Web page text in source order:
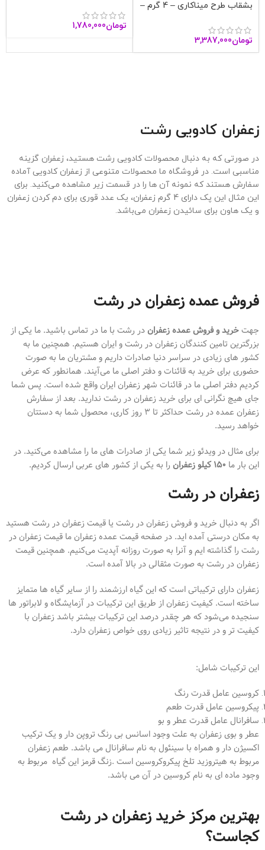
بشقاب طرح میناکاری – 4 گرم –
تومان3,387,000
تومان1,780,000
زعفران کادویی رشت
در صورتی که به دنبال محصولات کادویی رشت هستید، زعفران گزینه
مناسبی است. در فروشگاه ما محصولات متنوعی از زعفران کادویی آماده
سفارش هستند که نمونه آن ها را در قسمت زیر مشاهده می‌کنید. برای
این مثال این پک دارای 4 گرم زعفران، یک عدد قوری برای دم کردن زعفران
و یک هاون برای سائیدن زعفران می‌باشد.
فروش عمده زعفران در رشت
جهتخرید و فروش عمده زعفراندر رشت با ما در تماس باشید. ما یکی از
بزرگترین تامین کنندگان زعفران در رشت و ایران هستیم. همچنین ما به
کشور های زیادی در سراسر دنیا صادرات داریم و مشتریان ما به صورت
حضوری برای خرید به قائنات و دفتر اصلی ما می‌آیند. همانطور که عرض
کردیم دفتر اصلی ما در قائنات شهر زعفران ایران واقع شده است. پس شما
جای هیچ نگرانی ای برای خرید زعفران در رشت ندارید. بعد از سفارش
زعفران عمده در رشت حداکثر تا 3 روز کاری، محصول شما به دستتان
خواهد رسید.
برای مثال در ویدئو زیر شما یکی از صادرات های ما را مشاهده می‌کنید. در
این بار ما
را به یکی از کشور های عربی ارسال کردیم.
زعفران در رشت
اگر به دنبال خرید و فروش زعفران در رشت یا قیمت زعفران در رشت هستید
به مکان درستی آمده اید. در صفحه قیمت عمده زعفران ما قیمت زعفران در
رشت را گذاشته ایم و آنرا به صورت روزانه آپدیت می‌کنیم. همچنین قیمت
زعفران در رشت به صورت مثقالی در بالا آمده است.
زعفران دارای ترکیباتی است که این گیاه ارزشمند را از سایر گیاه ها متمایز
ساخته است. کیفیت زعفران از طریق این ترکیبات در آزمایشگاه و لابراتور ها
سنجیده می‌شود که هر چقدر درصد این ترکیبات بیشتر باشد زعفران با
کیفیت تر و در نتیجه تاثیر زیادی روی خواص زعفران دارد.
این ترکیبات شامل:
کروسین عامل قدرت رنگ
پیکروسین عامل قدرت طعم
سافرانال عامل قدرت عطر و بو
عطر و بوی زعفران به علت وجود اسانس بی رنگ تروپن دار و یک ترکیب
اکسیژن دار و همراه با سینئول به نام سافرانال می باشد. طعم زعفران
مربوط به هیتروزید تلخ پیکروکروسین است .زنگ قرمز این گیاه مربوط به
وجود ماده ای به نام کروسین در آن می باشد.
بهترین مرکز خرید زعفران در رشت
کجاست؟